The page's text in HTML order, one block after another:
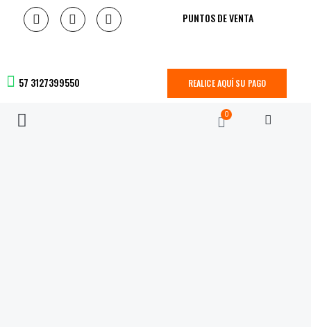
PUNTOS DE VENTA
57 3127399550 REALICE AQUÍ SU PAGO
0